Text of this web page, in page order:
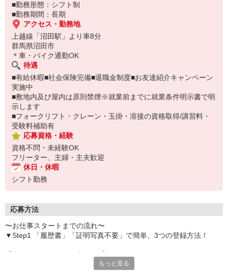
■勤務形態：シフト制
■勤務期間：長期
アクセス・勤務地
上越線「沼田駅」より車8分
群馬県沼田市
＊車・バイク通勤OK
待遇
■有給休暇■社会保険完備■退職金制度■お友達紹介キャンペーン
実施中
■敷地内及び屋内は原則禁煙※就業前までに就業条件明示書で明
示します
■フォークリフト・クレーン・玉掛・溶接の資格取得/講習料・
受験料補助有
応募資格・経験
資格不問・未経験OK
フリーター、主婦・主夫歓迎
休日・休暇
シフト勤務
応募方法
〜お仕事スタートまでの流れ〜
▼Step1 「履歴書」「証明写真不要」で簡単、3つの登録方法！
いつでも好きな時間に登録OKもっと見る